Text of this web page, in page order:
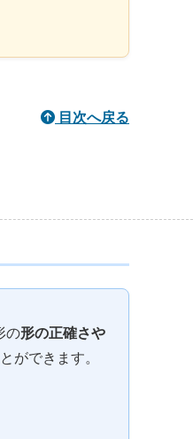
目次へ戻る
の形の正確さや
ができます。